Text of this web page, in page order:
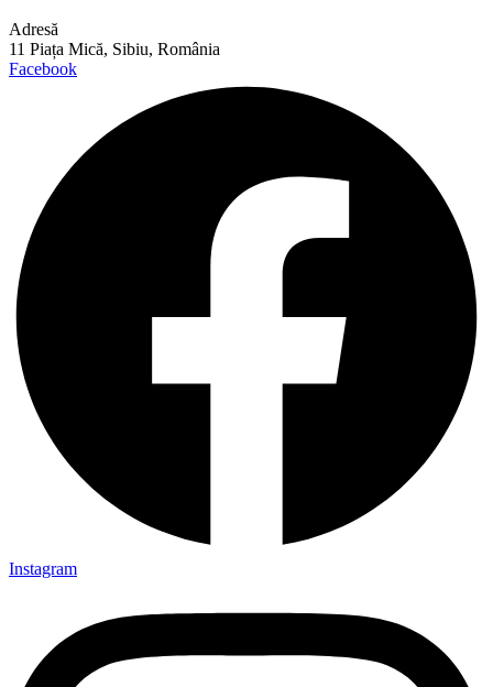
Adresă
11 Piața Mică, Sibiu, România
Facebook
Instagram